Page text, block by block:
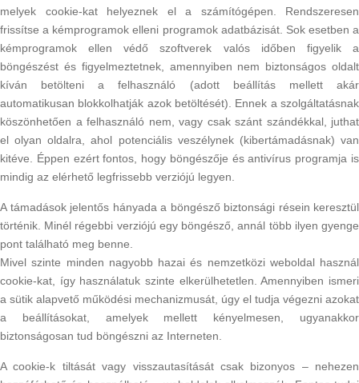
melyek cookie-kat helyeznek el a számítógépen. Rendszeresen
frissítse a kémprogramok elleni programok adatbázisát. Sok esetben a
kémprogramok ellen védő szoftverek valós időben figyelik a
böngészést és figyelmeztetnek, amennyiben nem biztonságos oldalt
kíván betölteni a felhasználó (adott beállítás mellett akár
automatikusan blokkolhatják azok betöltését). Ennek a szolgáltatásnak
köszönhetően a felhasználó nem, vagy csak szánt szándékkal, juthat
el olyan oldalra, ahol potenciális veszélynek (kibertámadásnak) van
kitéve. Éppen ezért fontos, hogy böngészője és antivírus programja is
mindig az elérhető legfrissebb verziójú legyen.
A támadások jelentős hányada a böngésző biztonsági résein keresztül
történik. Minél régebbi verziójú egy böngésző, annál több ilyen gyenge
pont található meg benne.
Mivel szinte minden nagyobb hazai és nemzetközi weboldal használ
cookie-kat, így használatuk szinte elkerülhetetlen. Amennyiben ismeri
a sütik alapvető működési mechanizmusát, úgy el tudja végezni azokat
a beállításokat, amelyek mellett kényelmesen, ugyanakkor
biztonságosan tud böngészni az Interneten.
A cookie-k tiltását vagy visszautasítását csak bizonyos – nehezen